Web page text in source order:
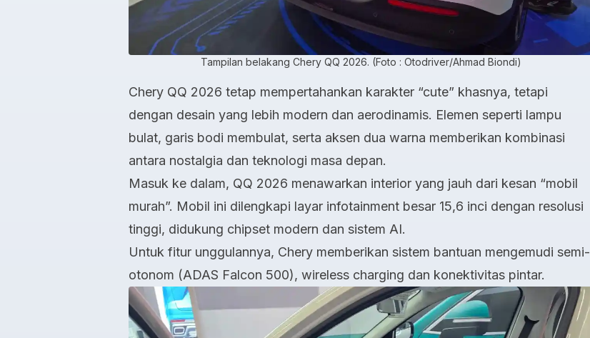
Tampilan belakang Chery QQ 2026. (Foto : Otodriver/Ahmad Biondi)
Chery QQ 2026 tetap mempertahankan karakter “cute” khasnya, tetapi
dengan desain yang lebih modern dan aerodinamis. Elemen seperti lampu
bulat, garis bodi membulat, serta aksen dua warna memberikan kombinasi
antara nostalgia dan teknologi masa depan.
Masuk ke dalam, QQ 2026 menawarkan interior yang jauh dari kesan “mobil
murah”. Mobil ini dilengkapi layar infotainment besar 15,6 inci dengan resolusi
tinggi, didukung chipset modern dan sistem AI.
Untuk fitur unggulannya, Chery memberikan sistem bantuan mengemudi semi-
otonom (ADAS Falcon 500), wireless charging dan konektivitas pintar.